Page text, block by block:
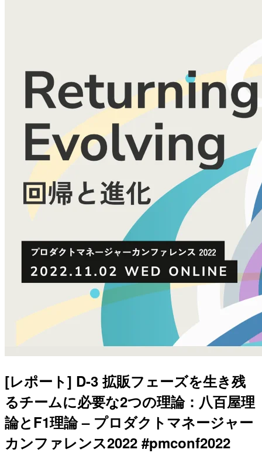
[レポート] D-3 拡販フェーズを生き残
るチームに必要な2つの理論：八百屋理
論とF1理論 – プロダクトマネージャー
カンファレンス2022 #pmconf2022